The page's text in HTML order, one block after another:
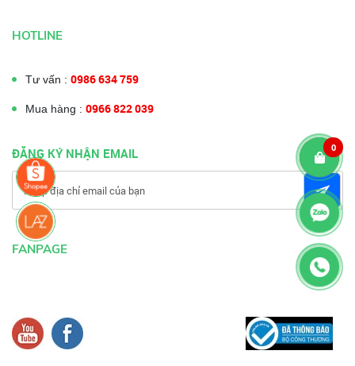
HOTLINE
Tư vấn : 0986 634 759
Mua hàng : 0966 822 039
ĐĂNG KÝ NHẬN EMAIL
FANPAGE
0